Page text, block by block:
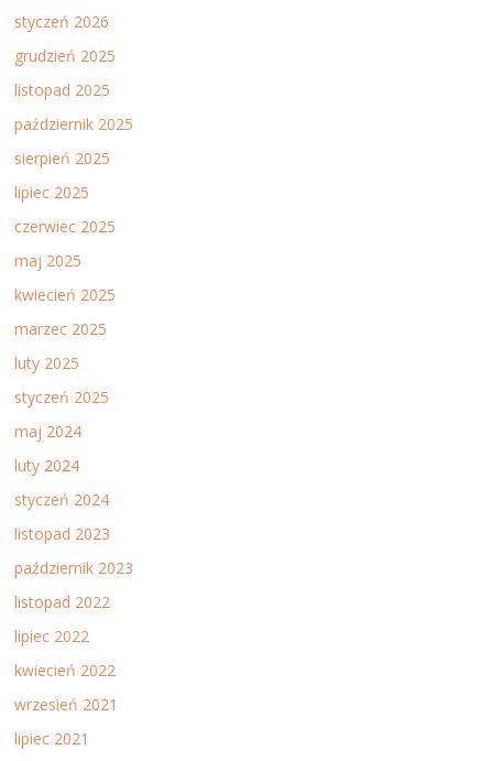
styczeń 2026
grudzień 2025
listopad 2025
październik 2025
sierpień 2025
lipiec 2025
czerwiec 2025
maj 2025
kwiecień 2025
marzec 2025
luty 2025
styczeń 2025
maj 2024
luty 2024
styczeń 2024
listopad 2023
październik 2023
listopad 2022
lipiec 2022
kwiecień 2022
wrzesień 2021
lipiec 2021